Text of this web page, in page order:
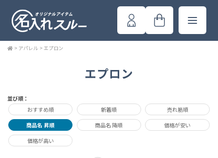
> アパレル > エプロン
エプロン
並び順：
おすすめ順
新着順 売れ筋順
商品名 昇順 商品名 降順 価格が安い
価格が高い